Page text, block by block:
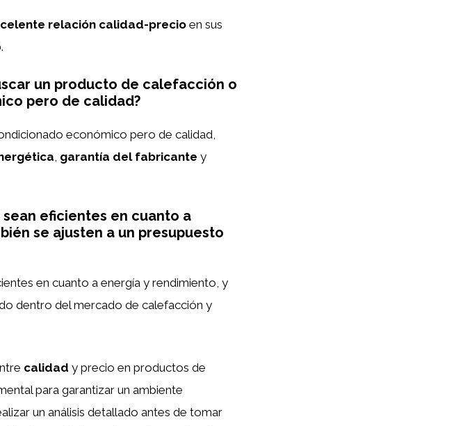
relación calidad-precio en sus
un producto de calefacción o
pero de calidad?
económico pero de calidad,
garantía del fabricante y
eficientes en cuanto a
se ajusten a un presupuesto
en cuanto a energía y rendimiento, y
dentro del mercado de calefacción y
calidad y precio en productos de
para garantizar un ambiente
un análisis detallado antes de tomar